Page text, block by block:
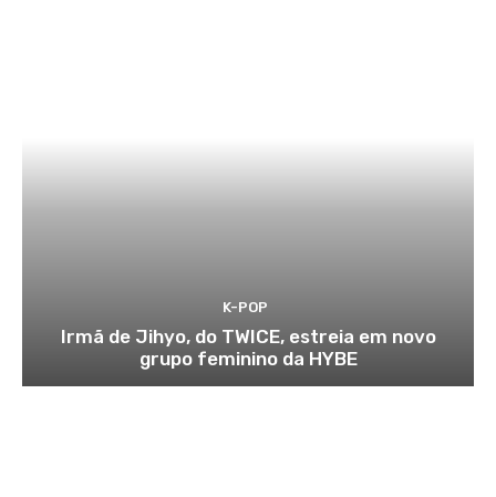
K-POP
Irmã de Jihyo, do TWICE, estreia em novo
grupo feminino da HYBE